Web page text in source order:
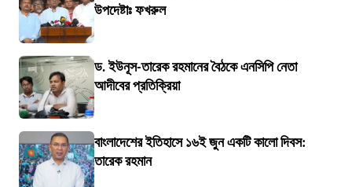
উপদেষ্টাঃ ফখরুল
ড. ইউনূস-তারেক রহমানের বৈঠকে এনসিপি নেতা
আদীবের প্রতিক্রিয়া
বাংলাদেশের ইতিহাসে ১৬ই জুন একটি কালো দিবস:
তারেক রহমান